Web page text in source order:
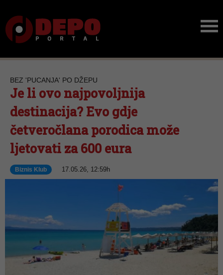
BEZ 'PUCANJA' PO DŽEPU
Je li ovo najpovoljnija
destinacija? Evo gdje
četveročlana porodica može
ljetovati za 600 eura
Biznis Klub 17.05.26, 12:59h